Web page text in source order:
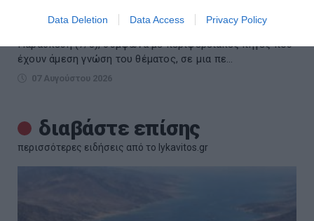
Data Deletion Data Access Privacy Policy
Η Τουρκία, η Σαουδική Αραβία και το Πακιστάν
υπογράφουν μια κοινή αμυντική συμφωνία την
Παρασκευή (7/8), σύμφωνα με περιφερειακές πηγές που
έχουν άμεση γνώση του θέματος, σε μια πε...
07 Αυγούστου 2026
διαβάστε επίσης
περισσότερες ειδήσεις από το lykavitos.gr